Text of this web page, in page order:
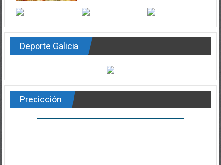
Deporte Galicia
Predicción